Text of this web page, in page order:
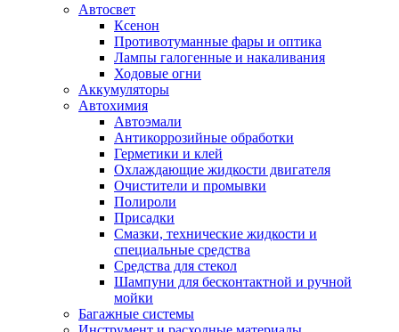
Автосвет
Ксенон
Противотуманные фары и оптика
Лампы галогенные и накаливания
Ходовые огни
Аккумуляторы
Автохимия
Автоэмали
Антикоррозийные обработки
Герметики и клей
Охлаждающие жидкости двигателя
Очистители и промывки
Полироли
Присадки
Смазки, технические жидкости и
специальные средства
Средства для стекол
Шампуни для бесконтактной и ручной
мойки
Багажные системы